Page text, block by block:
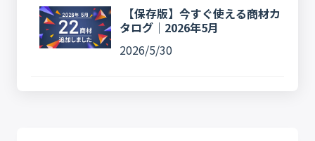
【保存版】今すぐ使える商材カ
タログ｜2026年5月
2026/5/30